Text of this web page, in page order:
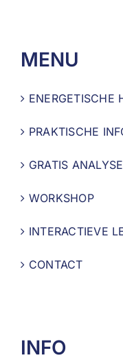
MENU
ENERGETISCHE
PRAKTISCHE
GRATIS ANALYSE
WORKSHOP
INTERACTIEVE
CONTACT
INFO